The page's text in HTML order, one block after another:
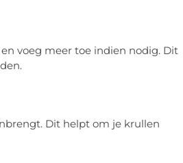
voeg meer toe indien nodig. Dit
Dit helpt om je krullen